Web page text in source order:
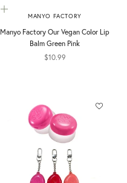
加入購物車
MANYO FACTORY
Manyo Factory Our Vegan Color Lip
Balm Green Pink
促銷價
$10.99